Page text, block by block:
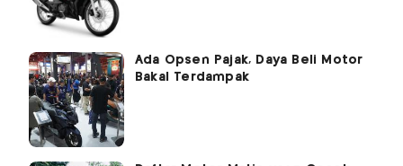
Ada Opsen Pajak, Daya Beli Motor
Bakal Terdampak